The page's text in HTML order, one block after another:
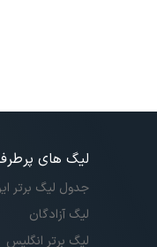
لیگ های
جدول لیگ برتر
لیگ آزادگان
لیگ برتر انگلیس